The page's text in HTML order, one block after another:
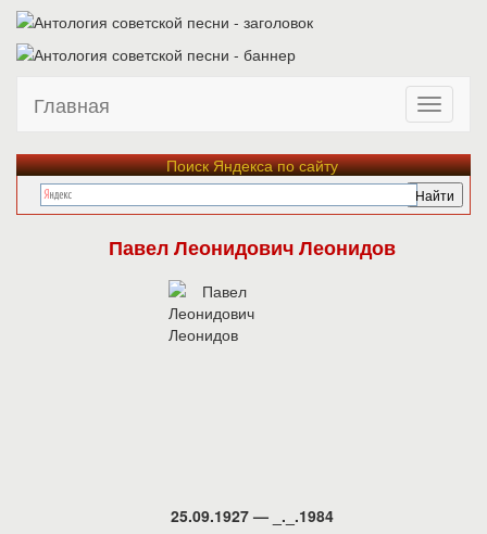
Главная
Поиск Яндекса по сайту
Павел Леонидович Леонидов
25.09.1927 — _._.1984